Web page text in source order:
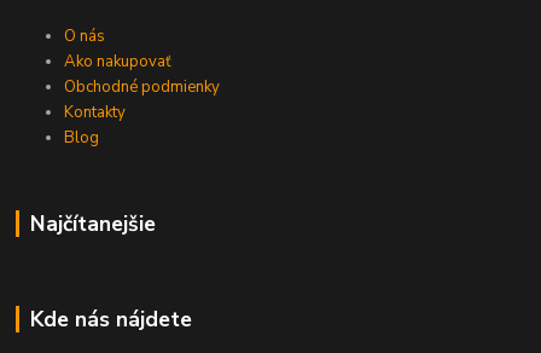
O nás
Ako nakupovať
Obchodné podmienky
Kontakty
Blog
Najčítanejšie
Kde nás nájdete